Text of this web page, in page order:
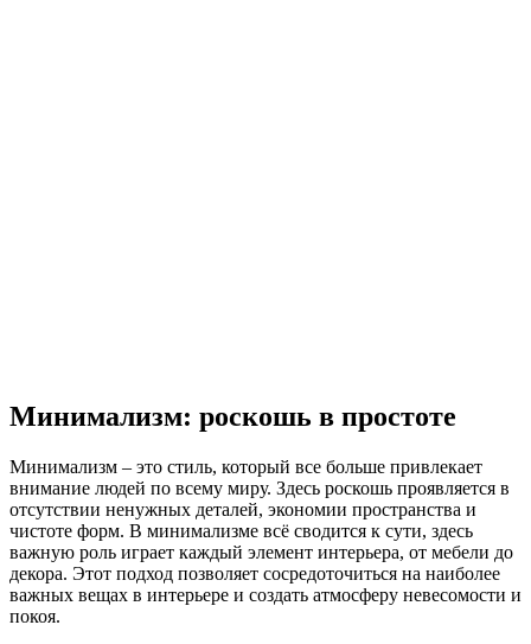
Минимализм: роскошь в простоте
Минимализм – это стиль, который все больше привлекает
внимание людей по всему миру. Здесь роскошь проявляется в
отсутствии ненужных деталей, экономии пространства и
чистоте форм. В минимализме всё сводится к сути, здесь
важную роль играет каждый элемент интерьера, от мебели до
декора. Этот подход позволяет сосредоточиться на наиболее
важных вещах в интерьере и создать атмосферу невесомости и
покоя.